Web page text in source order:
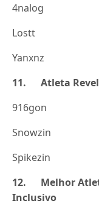
4nalog
Lostt
Yanxnz
11. Atleta
916gon
Snowzin
Spikezin
12. Melhor
Inclusivo